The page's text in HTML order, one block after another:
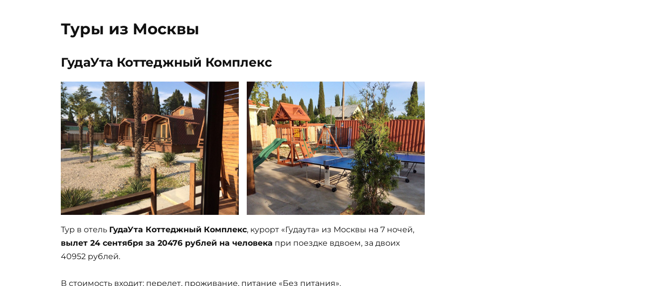
Туры из Москвы
ГудаУта Коттеджный Комплекс
Тур в отель ГудаУта Коттеджный Комплекс, курорт «Гудаута» из Москвы на 7 ночей,
вылет 24 сентября за 20476 рублей на человека при поездке вдвоем, за двоих
40952 рублей.
В стоимость входит: перелет, проживание, питание «Без питания».